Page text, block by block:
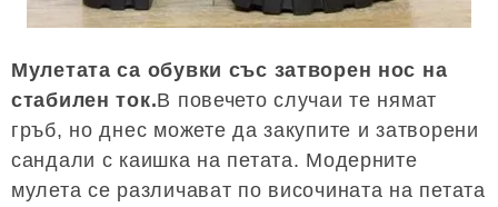
Мулетата са обувки със затворен нос на
стабилен ток.В повечето случаи те нямат
гръб, но днес можете да закупите и затворени
сандали с каишка на петата. Модерните
мулета се различават по височината на петата